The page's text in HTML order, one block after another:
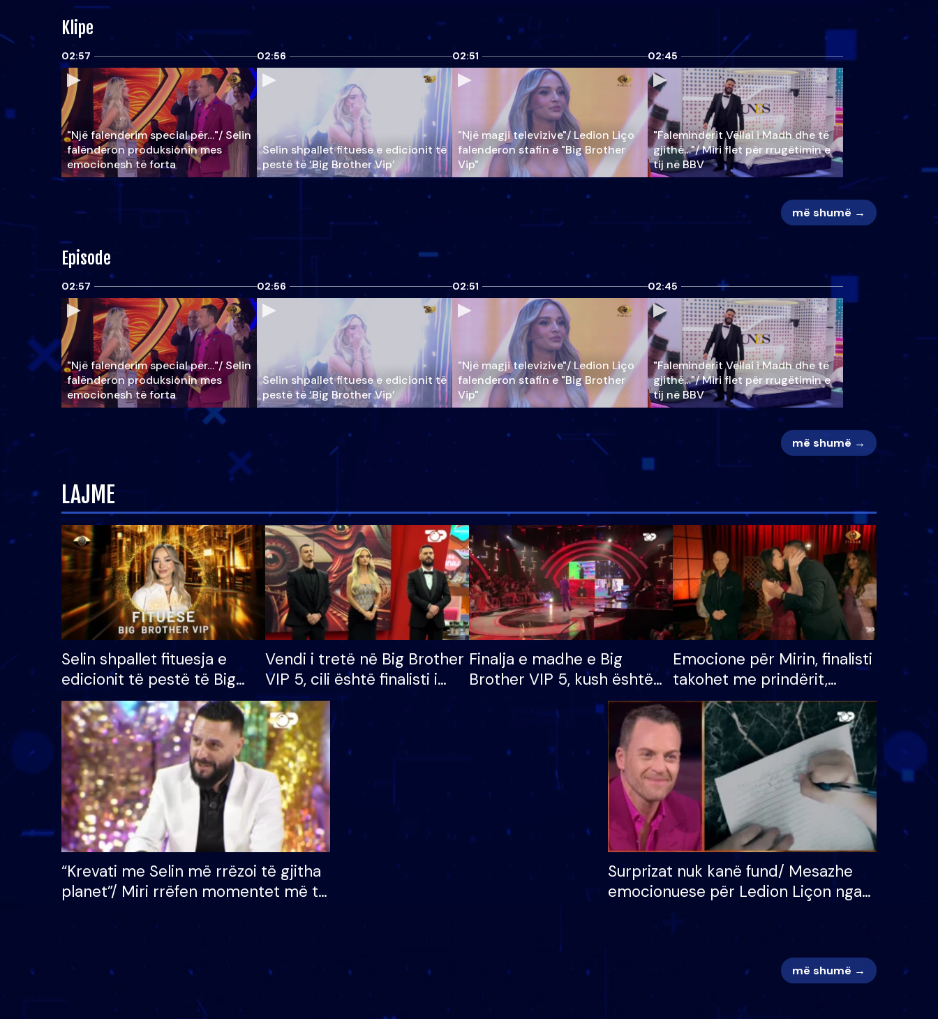
Klipe
02:57
"Një falenderim special për…"/ Selin
falënderon produksionin mes
emocionesh të forta
02:56
Selin shpallet fituese e edicionit të
pestë të ‘Big Brother Vip’
02:51
"Një magji televizive"/ Ledion Liço
falenderon stafin e "Big Brother
Vip"
02:45
"Faleminderit Vëllai i Madh dhe të
gjithë…"/ Miri flet për rrugëtimin e
tij në BBV
më shumë →
Episode
02:57
"Një falenderim special për…"/ Selin
falënderon produksionin mes
emocionesh të forta
02:56
Selin shpallet fituese e edicionit të
pestë të ‘Big Brother Vip’
02:51
"Një magji televizive"/ Ledion Liço
falenderon stafin e "Big Brother
Vip"
02:45
"Faleminderit Vëllai i Madh dhe të
gjithë…"/ Miri flet për rrugëtimin e
tij në BBV
më shumë →
LAJME
Selin shpallet fituesja e
edicionit të pestë të Big
Brother VIP, rrëmben
çmimin e madh prej 100
mijë eurosh
Vendi i tretë në Big Brother
VIP 5, cili është finalisti i
radhës që lë shtëpinë
Finalja e madhe e Big
Brother VIP 5, kush është
banori i parë që lë shtëpinë
dhe humb mundësinë për
të fituar çmimin e madh
Emocione për Mirin, finalisti
takohet me prindërit,
vajzën dhe bashkëshorten:
S’kemi ndonjë letër divorci
apo jo?
“Krevati me Selin më rrëzoi të gjitha
planet”/ Miri rrëfen momentet më të
mungojë zilja e mëngjesit kur…
Surprizat nuk kanë fund/ Mesazhe
emocionuese për Ledion Liçon nga
më shumë →